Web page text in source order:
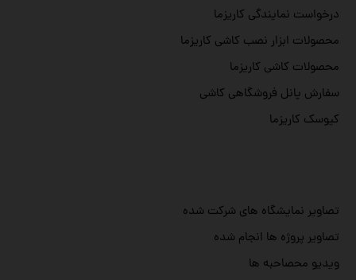
تصاویر نمایشگاه های شرکت شده
تصاویر پروژه ها انجام شده
ویدیو محصاحبه ها
درخواست نمایندگی کاریزما
محصولات ابزار نصب کاشی کاریزما
محصولات کاشی کاریزما
سفارش پانل فروشگاهی کاشی
کیوسک کاریزما